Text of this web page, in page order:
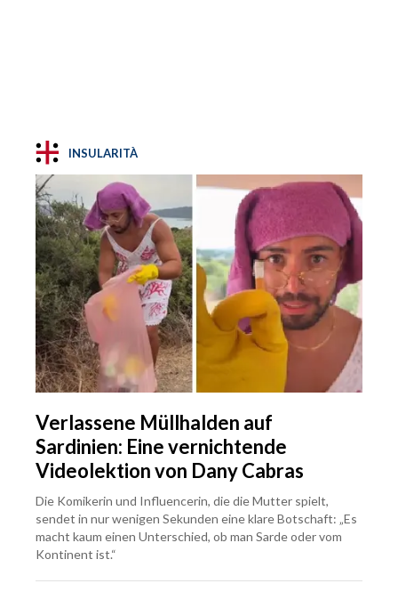
INSULARITÀ
Verlassene Müllhalden auf
Sardinien: Eine vernichtende
Videolektion von Dany Cabras
Die Komikerin und Influencerin, die die Mutter spielt,
sendet in nur wenigen Sekunden eine klare Botschaft: „Es
macht kaum einen Unterschied, ob man Sarde oder vom
Kontinent ist.“